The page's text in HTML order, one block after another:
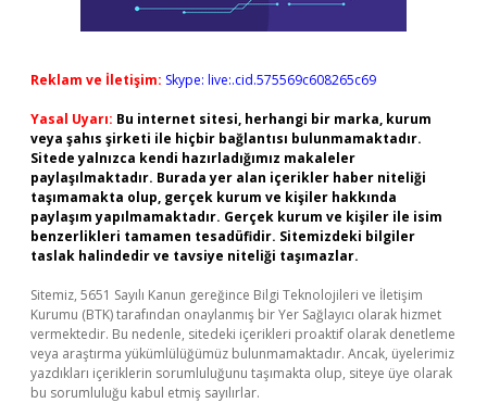
Reklam ve İletişim: Skype: live:.cid.575569c608265c69
Yasal Uyarı: Bu internet sitesi, herhangi bir marka, kurum
veya şahıs şirketi ile hiçbir bağlantısı bulunmamaktadır.
Sitede yalnızca kendi hazırladığımız makaleler
paylaşılmaktadır. Burada yer alan içerikler haber niteliği
taşımamakta olup, gerçek kurum ve kişiler hakkında
paylaşım yapılmamaktadır. Gerçek kurum ve kişiler ile isim
benzerlikleri tamamen tesadüfidir. Sitemizdeki bilgiler
taslak halindedir ve tavsiye niteliği taşımazlar.
Sitemiz, 5651 Sayılı Kanun gereğince Bilgi Teknolojileri ve İletişim
Kurumu (BTK) tarafından onaylanmış bir Yer Sağlayıcı olarak hizmet
vermektedir. Bu nedenle, sitedeki içerikleri proaktif olarak denetleme
veya araştırma yükümlülüğümüz bulunmamaktadır. Ancak, üyelerimiz
yazdıkları içeriklerin sorumluluğunu taşımakta olup, siteye üye olarak
bu sorumluluğu kabul etmiş sayılırlar.